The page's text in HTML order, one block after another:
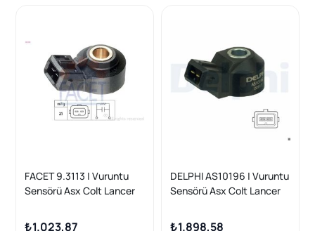
FACET 9.3113 | Vuruntu
Sensörü Asx Colt Lancer
Qashqai Xtrail Renault
₺1.023,87
DELPHI AS10196 | Vuruntu
Sensörü Asx Colt Lancer
Qashqai Xtrail Renault
₺1.898,58